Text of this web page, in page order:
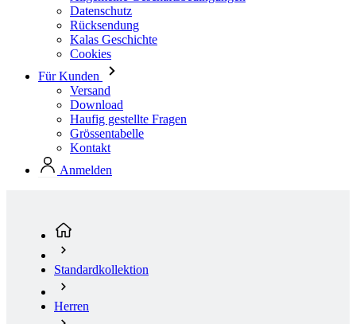
Für Kunden
Versand
Download
Haufig gestellte Fragen
Grössentabelle
Kontakt
Anmelden
Herren
Radsport
Jacken